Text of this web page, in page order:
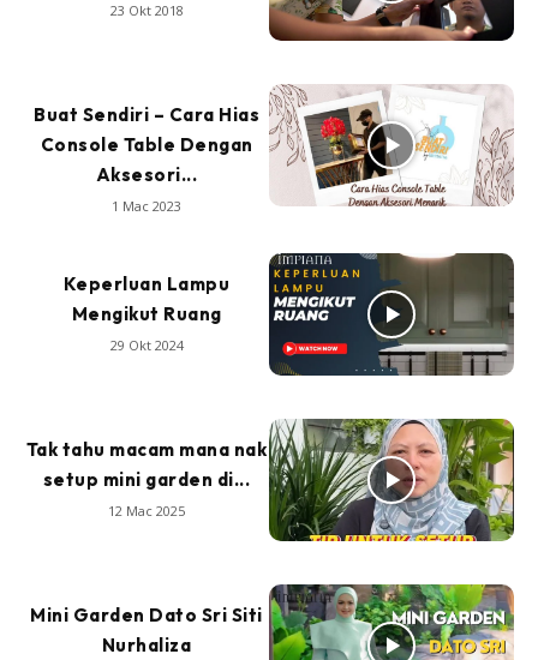
23 Okt 2018
Buat Sendiri – Cara Hias
Console Table Dengan
Aksesori...
1 Mac 2023
Keperluan Lampu
Mengikut Ruang
29 Okt 2024
Tak tahu macam mana nak
setup mini garden di...
12 Mac 2025
Mini Garden Dato Sri Siti
Nurhaliza